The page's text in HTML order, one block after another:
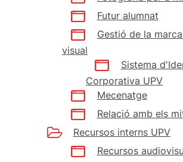
Futur alumnat
Gestió de la
visual
Sistema
Corporativa UPV
Mecenatge
Relació amb els
Recursos interns UPV
Recursos